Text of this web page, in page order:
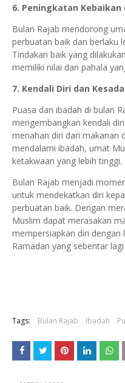
6. Peningkatan
Bulan Rajab mendorong
perbuatan baik dan berlaku
Tindakan baik yang
memiliki nilai dan pahala
7. Kendali Diri dan
Puasa dan ibadah di bulan
mengembangkan kendali
menahan diri dari makanan
mendalami ibadah, umat
ketakwaan yang lebih tinggi.
Bulan Rajab menjadi
untuk mendekatkan diri
perbuatan baik. Dengan
Muslim dapat merasakan
mempersiapkan diri
Ramadan yang sebentar
Tags: Bulan Rajab Ibadah